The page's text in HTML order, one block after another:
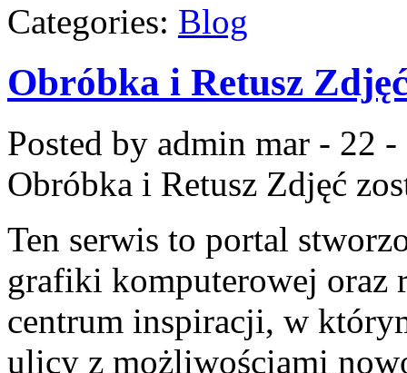
Categories: Blog
Obróbka i Retusz
Posted by admin mar - 22 -
Obróbka i Retusz Zdjęć
Ten serwis to portal
grafiki komputerowej oraz
centrum inspiracji, w
ulicy z możliwościami